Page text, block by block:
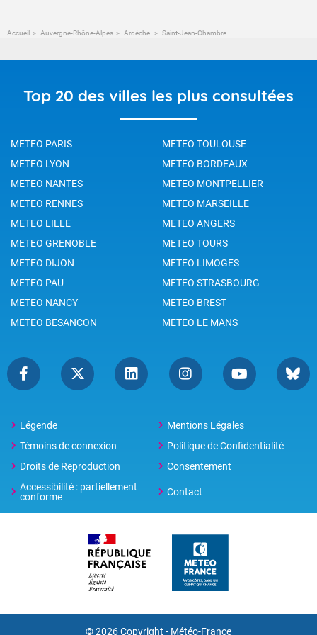
Accueil Auvergne-Rhône-Alpes Ardèche Saint-Jean-Chambre
Top 20 des villes les plus consultées
METEO PARIS
METEO TOULOUSE
METEO LYON
METEO BORDEAUX
METEO NANTES
METEO MONTPELLIER
METEO RENNES
METEO MARSEILLE
METEO LILLE
METEO ANGERS
METEO GRENOBLE
METEO TOURS
METEO DIJON
METEO LIMOGES
METEO PAU
METEO STRASBOURG
METEO NANCY
METEO BREST
METEO BESANCON
METEO LE MANS
Légende
Mentions Légales
Témoins de connexion
Politique de Confidentialité
Droits de Reproduction
Consentement
Accessibilité : partiellement
conforme
Contact
© 2026 Copyright - Météo-France